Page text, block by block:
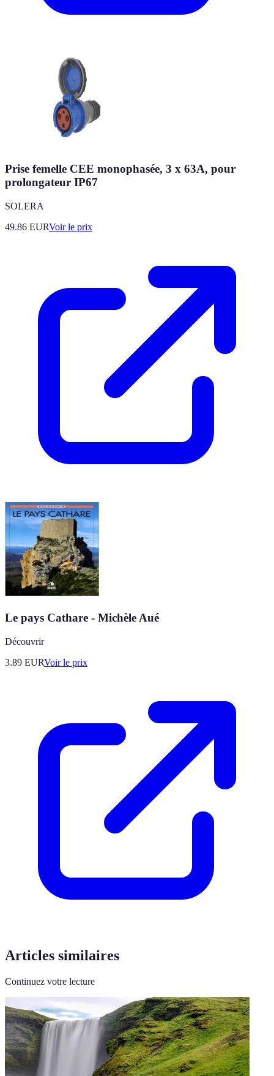
Prise femelle CEE monophasée, 3 x 63A, pour
prolongateur IP67
SOLERA
49.86 EURVoir le prix
Le pays Cathare - Michèle Aué
Découvrir
3.89 EURVoir le prix
Articles similaires
Continuez votre lecture